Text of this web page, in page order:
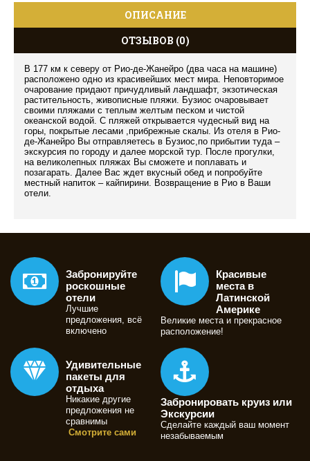
ОПИСАНИЕ
ОТЗЫВОВ (0)
В 177 км к северу от Рио-де-Жанейро (два часа на машине)
расположено одно из красивейших мест мира. Неповторимое
очарование придают причудливый ландшафт, экзотическая
растительность, живописные пляжи. Бузиос очаровывает
своими пляжами с теплым желтым песком и чистой
океанской водой. С пляжей открывается чудесный вид на
горы, покрытые лесами ,прибрежные скалы. Из отеля в Рио-
де-Жанейро Вы отправляетесь в Бузиос,по прибытии туда –
экскурсия по городу и далее морской тур. После прогулки,
на великолепных пляжах Вы сможете и поплавать и
позагарать. Далее Вас ждет вкусный обед и попробуйте
местный напиток – кайпирини. Возвращение в Рио в Ваши
отели.
Забронируйте
роскошные
отели
Лучшие
предложения, всё
включено
Красивые
места в
Латинской
Америке
Великие места и прекрасное
расположение!
Удивительные
пакеты для
отдыха
Никакие другие
предложения не
сравнимы
Смотрите сами
Забронировать круиз или
Экскурсии
Сделайте каждый ваш момент
незабываемым